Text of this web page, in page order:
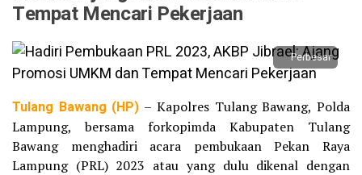
Tempat Mencari Pekerjaan
Perbesar
Tulang Bawang (HP) – Kapolres Tulang Bawang, Polda
Lampung, bersama forkopimda Kabupaten Tulang
Bawang menghadiri acara pembukaan Pekan Raya
Lampung (PRL) 2023 atau yang dulu dikenal dengan